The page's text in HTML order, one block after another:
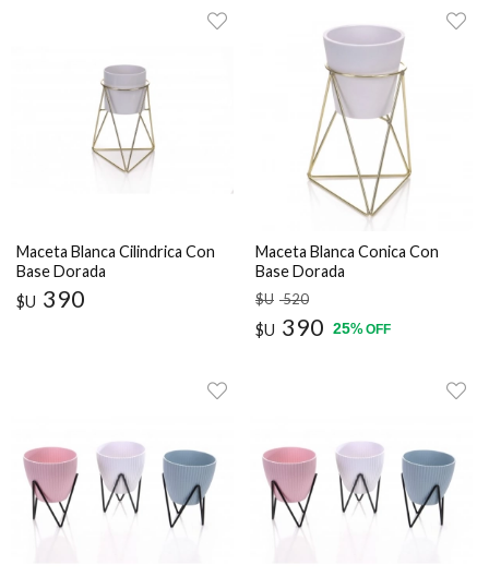
Maceta Blanca Cilindrica Con
Base Dorada
$U 390
Maceta Blanca Conica Con
Base Dorada
$U 520
$U 390 25%OFF